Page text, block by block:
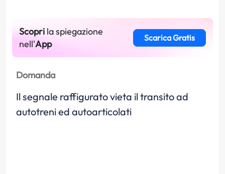
Scopri la spiegazione
nell'App
Scarica Gratis
Domanda
Il segnale raffigurato vieta il transito ad
autotreni ed autoarticolati